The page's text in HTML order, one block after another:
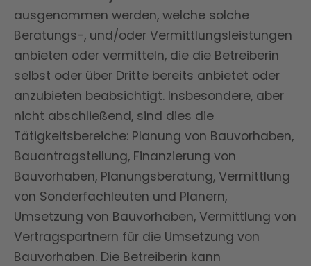
ausgenommen werden, welche solche
Beratungs-, und/oder Vermittlungsleistungen
anbieten oder vermitteln, die die Betreiberin
selbst oder über Dritte bereits anbietet oder
anzubieten beabsichtigt. Insbesondere, aber
nicht abschließend, sind dies die
Tätigkeitsbereiche: Planung von Bauvorhaben,
Bauantragstellung, Finanzierung von
Bauvorhaben, Planungsberatung, Vermittlung
von Sonderfachleuten und Planern,
Umsetzung von Bauvorhaben, Vermittlung von
Vertragspartnern für die Umsetzung von
Bauvorhaben. Die Betreiberin kann